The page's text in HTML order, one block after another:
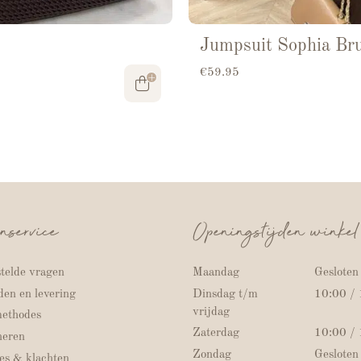
Jumpsuit Sophia
€59.95
vragen
en levering
Openingstijden winkel
Maandag
Gesloten
Dinsdag t/m
vrijdag
10:00 /
Zaterdag
10:00 /
Zondag
Gesloten